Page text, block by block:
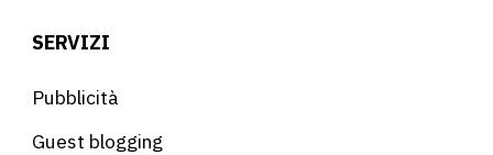
SERVIZI
Pubblicità
Guest blogging